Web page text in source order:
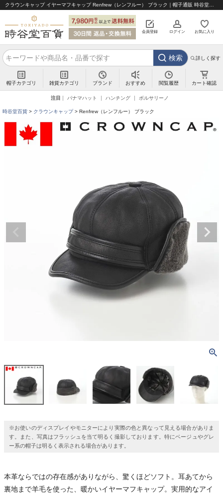
会員登録 ログイン お気に入り
検索 詳しく探す
帽子カテゴリ 雑貨カテゴリ ブランド おすすめ 閲覧履歴 カート確認
注目 パナマハット ハンチング ボルサリーノ
時谷堂百貨 クラウンキャップ Renfrew（レンフルー） ブラック
※お使いのディスプレイやモニターにより実際の色と異なって見える場合がありま
す。また、写真はフラッシュを当て明るく撮影しております。特にベージュやグレ
ー系の帽子は明るく表示される場合があります。
本革ならではの存在感がありながら、驚くほどソフト。耳あてから
裏地まで羊毛を使った、暖かいイヤーマフキャップ。実用的なアイ